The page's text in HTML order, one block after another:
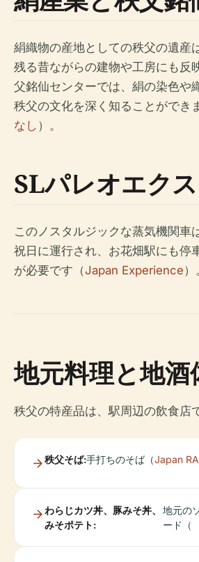
絹織物の産地としての秩父の遺産
残る昔ながらの建物や工房にも反
父銘仙センターでは、絹の染色や
秩父の文化を深く知ることができ
なし ）。
SLパレオエク
このノスタルジックな蒸気機関車
祝日に運行され、お花畑駅にも停
が必要です（Japan Experience）
地元料理と地酒
秩父の特産品は、駅周辺の飲食店
秩父そば:手打ちのそば（Japan
わらじカツ丼、豚みそ丼、
みそポテト:
地元の
ード（